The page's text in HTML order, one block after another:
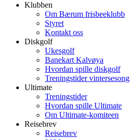
Klubben
Om Bærum frisbeeklubb
Styret
Kontakt oss
Diskgolf
Ukesgolf
Banekart Kalvøya
Hvordan spille diskgolf
Treningstider vintersesong
Ultimate
Treningstider
Hvordan spille Ultimate
Om Ultimate-komiteen
Reisebrev
Reisebrev